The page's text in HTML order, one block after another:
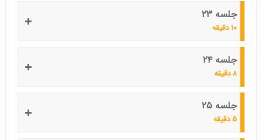
جلسه ۲۳
۱۰ دقیقه
جلسه ۲۴
۸ دقیقه
جلسه ۲۵
۵ دقیقه